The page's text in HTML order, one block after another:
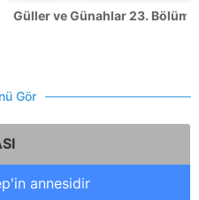
Güller ve Günahlar 23.
Gör
annesidir